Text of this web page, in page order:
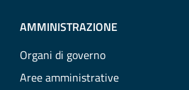
AMMINISTRAZIONE
Organi di governo
Aree amministrative